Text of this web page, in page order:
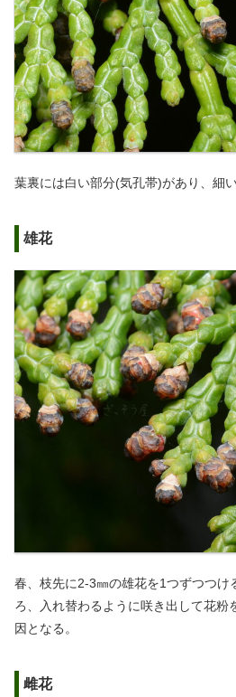
葉裏には白い部分(気孔帯)があり、細
雄花
春、枝先に2-3㎜の雄花を1つずつつけ
ろ、入れ替わるように咲き出して花粉
因となる。
雌花